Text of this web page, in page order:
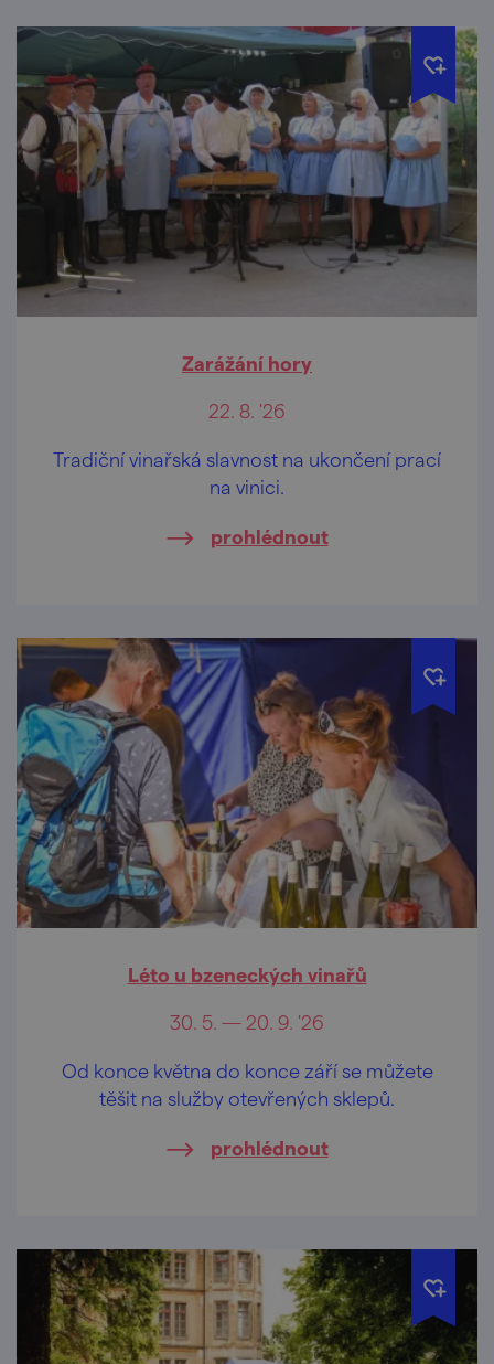
Zarážání hory
22. 8. '26
Tradiční vinařská slavnost na ukončení prací
na vinici.
prohlédnout
Léto u bzeneckých vinařů
30. 5. — 20. 9. '26
Od konce května do konce září se můžete
těšit na služby otevřených sklepů.
prohlédnout